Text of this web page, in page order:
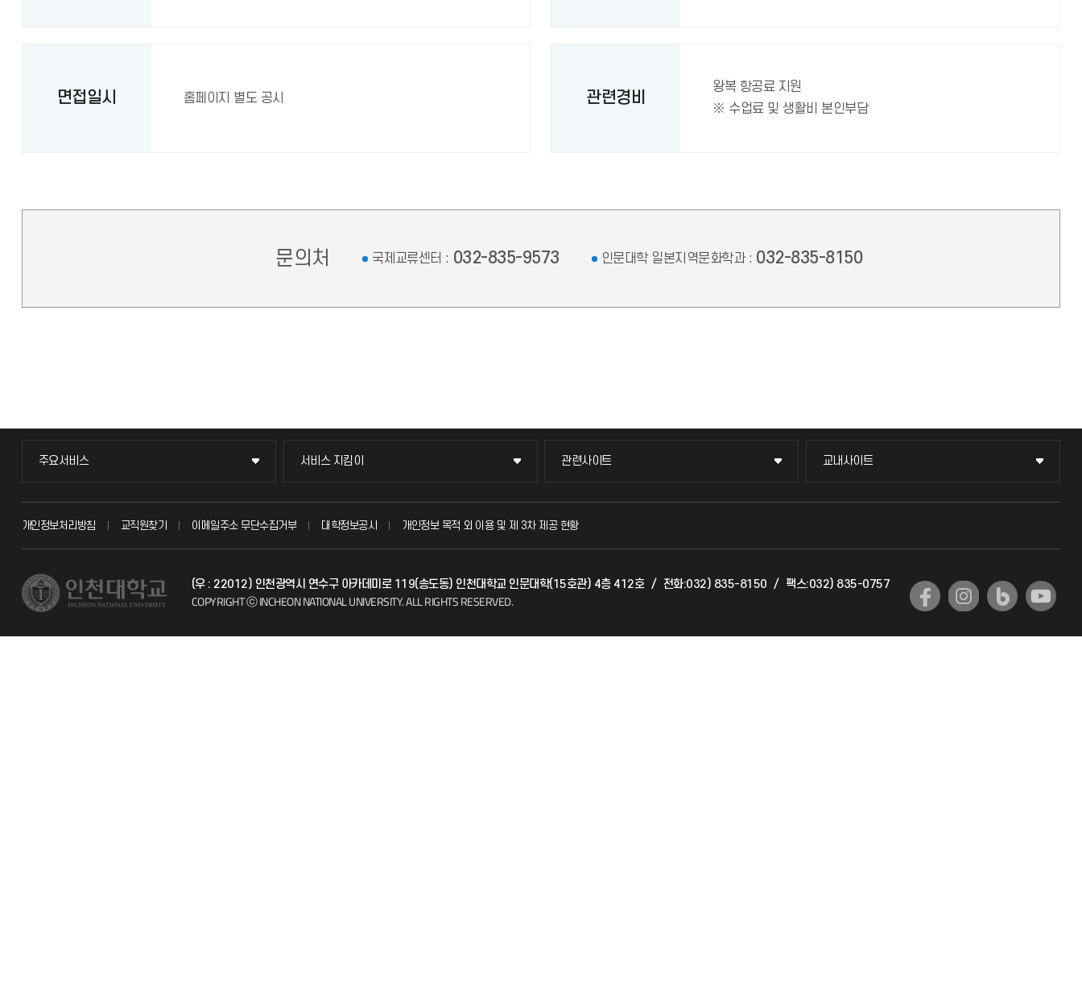
면접일시 홈페이지 별도 공시 관련경비
왕복 항공료 지원
※ 수업료 및 생활비 본인부담
문의처 국제교류센터 : 032-835-9573 인문대학 일본지역문화학과 : 032-835-8150
주요서비스
주요서비스
교무회의방송
시설예약
서비스 지킴이
서비스 지킴이
묻고 답하기
자주 묻는 질문(FAQ)
관련사이트
관련사이트
국방헬프콜
산학협력단
교내사이트
교내사이트
교수회
국제교류과
개인정보처리방침 교직원찾기 이메일주소 무단수집거부 대학정보공시 개인정보 목적 외 이용 및 제 3차 제공 현황
(우 : 22012) 인천광역시 연수구 아카데미로 119(송도동) 인천대학교 인문대학(15호관) 4층 412호 / 전화:032) 835-8150 / 팩스:032) 835-0757
COPYRIGHT ⓒ INCHEON NATIONAL UNIVERSITY.ALL RIGHTS RESERVED.